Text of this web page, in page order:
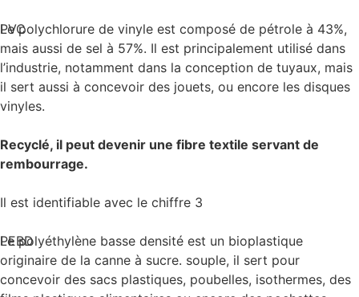
PVC
Le polychlorure de vinyle est composé de pétrole à 43%,
mais aussi de sel à 57%. Il est principalement utilisé dans
l’industrie, notamment dans la conception de tuyaux, mais
il sert aussi à concevoir des jouets, ou encore les disques
vinyles.
Recyclé, il peut devenir une fibre textile servant de
rembourrage.
Il est identifiable avec le chiffre 3
PEBD
Le polyéthylène basse densité est un bioplastique
originaire de la canne à sucre. souple, il sert pour
concevoir des sacs plastiques, poubelles, isothermes, des